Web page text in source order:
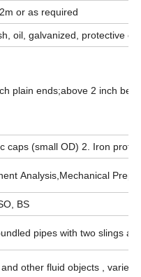
or as required
oil, galvanized, protective
plain ends;above 2 inch
caps (small OD) 2. Iron
Analysis,Mechanical
BS
pipes with two slings
other fluid objects ,